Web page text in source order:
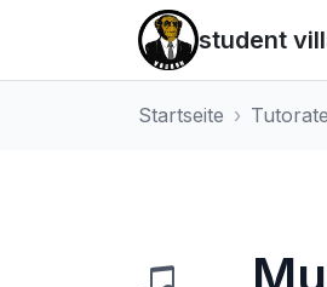
student
Startseite Tutorate